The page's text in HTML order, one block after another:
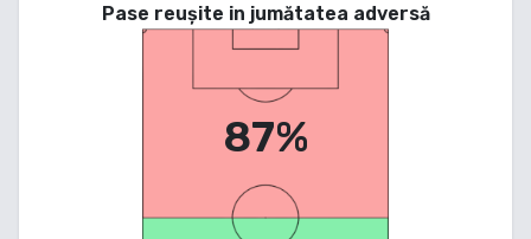
Pase reușite in jumătatea adversă
87%